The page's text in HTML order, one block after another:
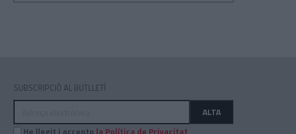
SUBSCRIPCIÓ AL BUTLLETÍ
Adreça
ALTA
He llegit i accepto la Política de Privacitat